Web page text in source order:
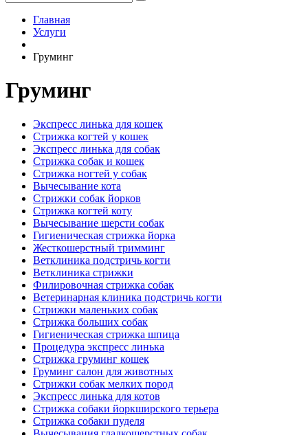
Главная
Услуги
Груминг
Груминг
Экспресс линька для кошек
Стрижка когтей у кошек
Экспресс линька для собак
Стрижка собак и кошек
Стрижка ногтей у собак
Вычесывание кота
Стрижки собак йорков
Стрижка когтей коту
Вычесывание шерсти собак
Гигиеническая стрижка йорка
Жесткошерстный тримминг
Ветклиника подстричь когти
Ветклиника стрижки
Филировочная стрижка собак
Ветеринарная клиника подстричь когти
Стрижки маленьких собак
Стрижка больших собак
Гигиеническая стрижка шпица
Процедура экспресс линька
Стрижка груминг кошек
Груминг салон для животных
Стрижки собак мелких пород
Экспресс линька для котов
Стрижка собаки йоркширского терьера
Стрижка собаки пуделя